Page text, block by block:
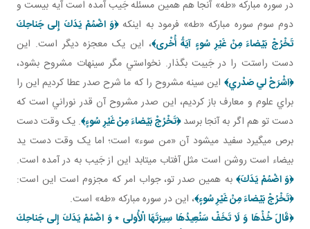
در سوره مبارکه «طه» آنجا هم همين مسئله جَيب آمده است آيه بيست و
دوم سوم سوره مبارکه «طه» فرمود به اينکه﴿وَ اضْمُمْ يَدَكَ إِلى‏ جَناحِكَ
تَخْرُجْ بَيْضاءَ مِنْ غَيْرِ سُوءٍ آيَةً أُخْرى‏﴾، اين يک معجزه ديگر است. اين
دست راستت را در جَيبت بگذار. نخواستي مگر سينه ات مشروح بشود،
﴿اشْرَحْ لي‏ صَدْري﴾ اين سينه مشروح را که ما شرح صدر عطا کرديم اين را
براي علوم و معارف باز کرديم، اين صدر مشروح آن قدر نوراني است که
دست تو هم اگر به آنجا برسد﴿تَخْرُجْ بَيْضاءَ مِنْ غَيْرِ سُوءٍ‏﴾. يک وقت دست
برص مي گيرد سفيد مي شود آن «من سوء» است؛ اما يک وقت دست يد
بيضاء است روشن است مثل آفتاب مي تابد اين از جَيب به در آمده است.
﴿وَ اضْمُمْ يَدَكَ﴾ به همين صدر تو، جواب امر که مجزوم است اين است:
﴿تَخْرُجْ بَيْضاءَ مِنْ غَيْرِ سُوءٍ﴾، اين در سوره مبارکه «طه» است.
﴿قَالَ خُذْهَا وَ لَا تَخَفْ سَنُعِيدُهَا سِيرَتَهَا الْأُولى ٭ وَ اضْمُمْ يَدَكَ إِلى‏ جَناحِكَ